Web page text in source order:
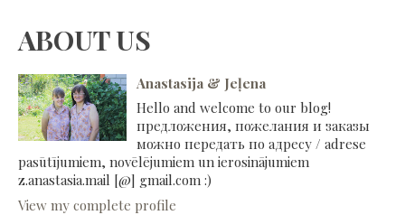
ABOUT US
Anastasija & Jeļena
Hello and welcome to our blog!
предложения, пожелания и заказы
можно передать по адресу / adrese
pasūtījumiem, novēlējumiem un ierosinājumiem
z.anastasia.mail [@] gmail.com :)
View my complete profile